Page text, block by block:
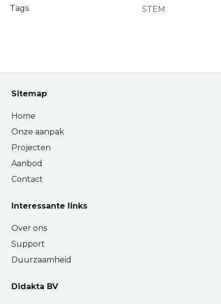
Tags
STEM
Sitemap
Home
Onze aanpak
Projecten
Aanbod
Contact
Interessante links
Over ons
Support
Duurzaamheid
Didakta BV